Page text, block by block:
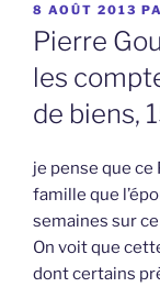
PUBLIÉ
LE
8 AOÛT 2013
Pierre
les
de biens,
je pense que
famille que
semaines sur
On voit que
dont certains